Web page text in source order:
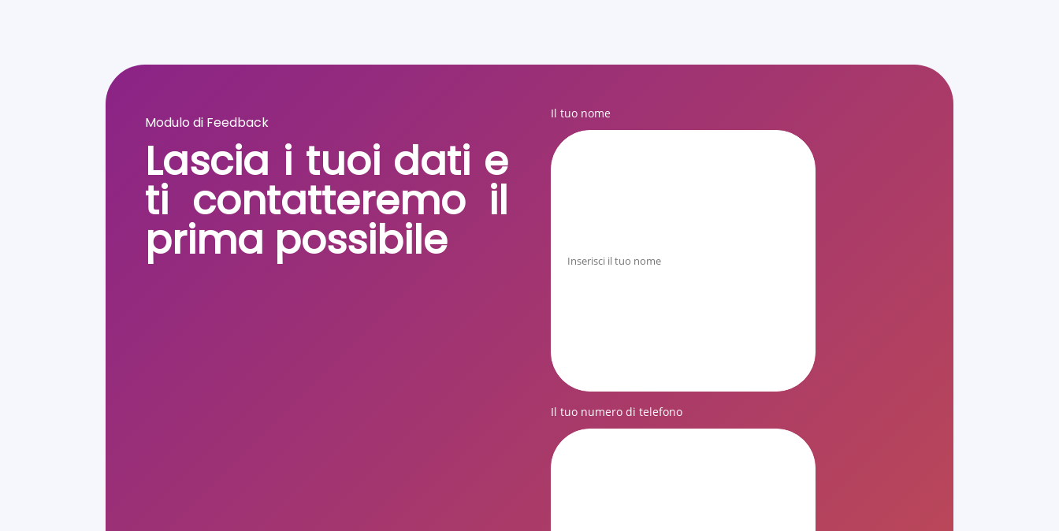
Modulo di Feedback
Lascia i tuoi dati e
ti contatteremo il
prima possibile
Il tuo nome
Il tuo numero di telefono